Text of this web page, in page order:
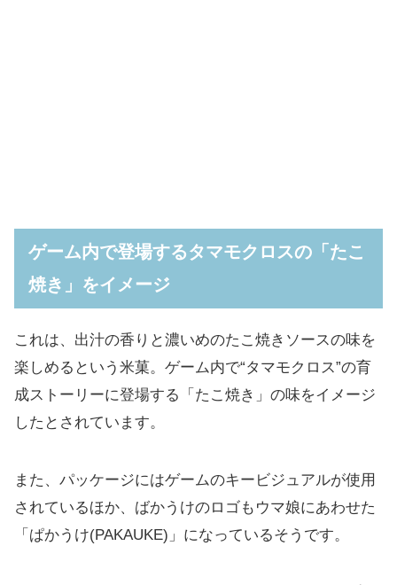
ゲーム内で登場するタマモクロスの「たこ
焼き」をイメージ
これは、出汁の香りと濃いめのたこ焼きソースの味を
楽しめるという米菓。ゲーム内で“タマモクロス”の育
成ストーリーに登場する「たこ焼き」の味をイメージ
したとされています。
また、パッケージにはゲームのキービジュアルが使用
されているほか、ばかうけのロゴもウマ娘にあわせた
「ぱかうけ(PAKAUKE)」になっているそうです。